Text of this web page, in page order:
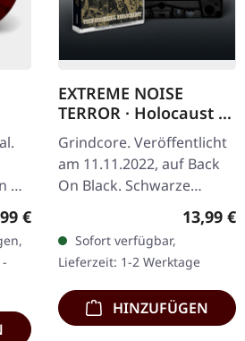
Of
im
Preis:
€
EXTREME NOISE
TERROR · Holocaust In
Your Head - The
Original Holocaust |
BLACK TAPE
Grindcore. Veröffentlicht
am 11.11.2022, auf Back
On Black. Schwarze
Musik-Kassette. Das
Debütalbum „A Holocaust
in Your Head“ der…
13,99 €
Sofort verfügbar,
Lieferzeit: 1-2 Werktage
HINZUFÜGEN